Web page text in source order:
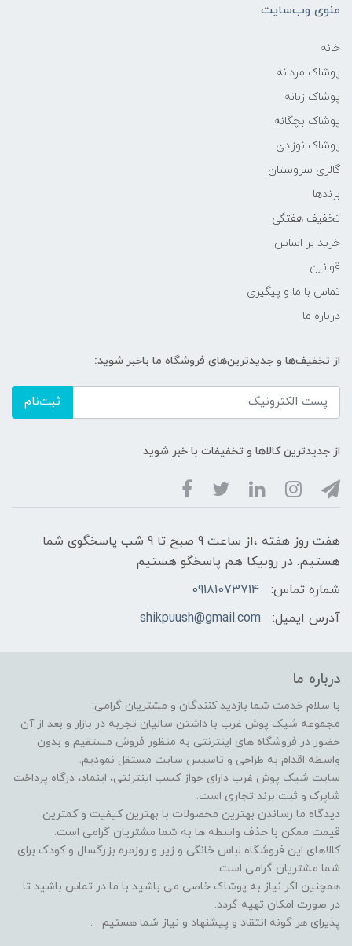
منوی وب‌سایت
خانه
پوشاک مردانه
پوشاک زنانه
پوشاک بچگانه
پوشاک نوزادی
گالری سروستان
برندها
تخفیف هفتگی
خرید بر اساس
قوانین
تماس با ما و پیگیری
درباره ما
از تخفیف‌ها و جدیدترین‌های فروشگاه ما باخبر شوید:
ثبت‌نام
از جدیدترین کالاها و تخفیفات با خبر شوید
هفت روز هفته ،از ساعت 9 صبح تا 9 شب پاسخگوی شما
هستیم. در روبیکا هم پاسخگو هستیم
شماره تماس:
09181073714
آدرس ایمیل:
shikpuush@gmail.com
درباره ما
با سلام خدمت شما بازدید کنندگان و مشتریان گرامی:
مجموعه شیک پوش غرب با داشتن سالیان تجربه در بازار و بعد از آن
حضور در فروشگاه های اینترنتی به منظور فروش مستقیم و بدون
واسطه اقدام به طراحی و تاسیس سایت مستقل نمودیم.
سایت شیک پوش غرب دارای جواز کسب اینترنتی، اینماد، درگاه پرداخت
شاپرک و ثبت برند تجاری است.
دیدگاه ما رساندن بهترین محصولات با بهترین کیفیت و کمترین
قیمت ممکن با حذف واسطه ها به شما مشتریان گرامی است.
کالاهای این فروشگاه لباس خانگی و زیر و روزمره بزرگسال و کودک برای
شما مشتریان گرامی است.
همچنین اگر نیاز به پوشاک خاصی می باشید با ما در تماس باشید تا
در صورت امکان تهیه گردد.
پذیرای هر گونه انتقاد و پیشنهاد و نیاز شما هستیم .